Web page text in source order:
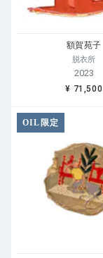
額賀苑子
脱衣所
2023
¥ 71,500
OIL限定